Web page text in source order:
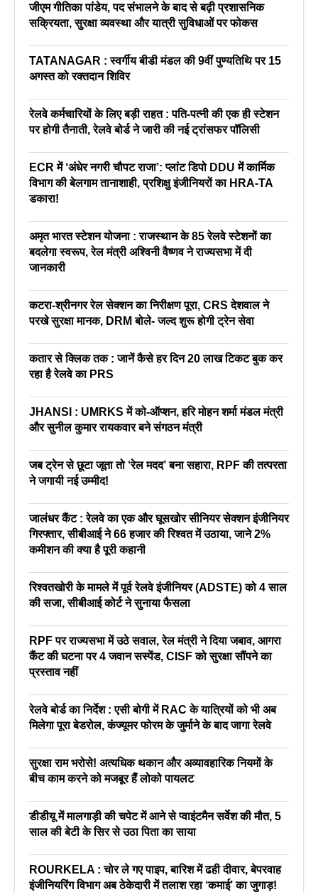
जीएम गीतिका पांडेय, पद संभालने के बाद से बढ़ी प्रशासनिक
सक्रियता, सुरक्षा व्यवस्था और यात्री सुविधाओं पर फोकस
TATANAGAR : स्वर्गीय बीडी मंडल की 9वीं पुण्यतिथि पर 15
अगस्त को रक्तदान शिविर
रेलवे कर्मचारियों के लिए बड़ी राहत : पति-पत्नी की एक ही स्टेशन
पर होगी तैनाती, रेलवे बोर्ड ने जारी की नई ट्रांसफर पॉलिसी
ECR में ‘अंधेर नगरी चौपट राजा’: प्लांट डिपो DDU में कार्मिक
विभाग की बेलगाम तानाशाही, प्रशिक्षु इंजीनियरों का HRA-TA
डकारा!
अमृत भारत स्टेशन योजना : राजस्थान के 85 रेलवे स्टेशनों का
बदलेगा स्वरूप, रेल मंत्री अश्विनी वैष्णव ने राज्यसभा में दी
जानकारी
कटरा-श्रीनगर रेल सेक्शन का निरीक्षण पूरा, CRS देशवाल ने
परखे सुरक्षा मानक, DRM बोले- जल्द शुरू होगी ट्रेन सेवा
कतार से क्लिक तक : जानें कैसे हर दिन 20 लाख टिकट बुक कर
रहा है रेलवे का PRS
JHANSI : UMRKS में को-ऑप्शन, हरि मोहन शर्मा मंडल मंत्री
और सुनील कुमार रायकवार बने संगठन मंत्री
जब ट्रेन से छूटा जूता तो ‘रेल मदद’ बना सहारा, RPF की तत्परता
ने जगायी नई उम्मीद!
जालंधर कैंट : रेलवे का एक और घूसखोर सीनियर सेक्शन इंजीनियर
गिरफ्तार, सीबीआई ने 66 हजार की रिश्वत में उठाया, जाने 2%
कमीशन की क्या है पूरी कहानी
रिश्वतखोरी के मामले में पूर्व रेलवे इंजीनियर (ADSTE) को 4 साल
की सजा, सीबीआई कोर्ट ने सुनाया फैसला
RPF पर राज्यसभा में उठे सवाल, रेल मंत्री ने दिया जबाव, आगरा
कैंट की घटना पर 4 जवान सस्पेंड, CISF को सुरक्षा सौंपने का
प्रस्ताव नहीं
रेलवे बोर्ड का निर्देश : एसी बोगी में RAC के यात्रियों को भी अब
मिलेगा पूरा बेडरोल, कंज्यूमर फोरम के जुर्माने के बाद जागा रेलवे
सुरक्षा राम भरोसे! अत्यधिक थकान और अव्यावहारिक नियमों के
बीच काम करने को मजबूर हैं लोको पायलट
डीडीयू में मालगाड़ी की चपेट में आने से प्वाइंटमैन सर्वेश की मौत, 5
साल की बेटी के सिर से उठा पिता का साया
ROURKELA : चोर ले गए पाइप, बारिश में ढही दीवार, बेपरवाह
इंजीनियरिंग विभाग अब ठेकेदारी में तलाश रहा ‘कमाई’ का जुगाड़!